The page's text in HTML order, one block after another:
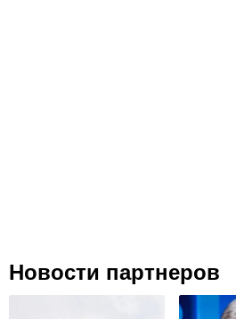
Новости партнеров